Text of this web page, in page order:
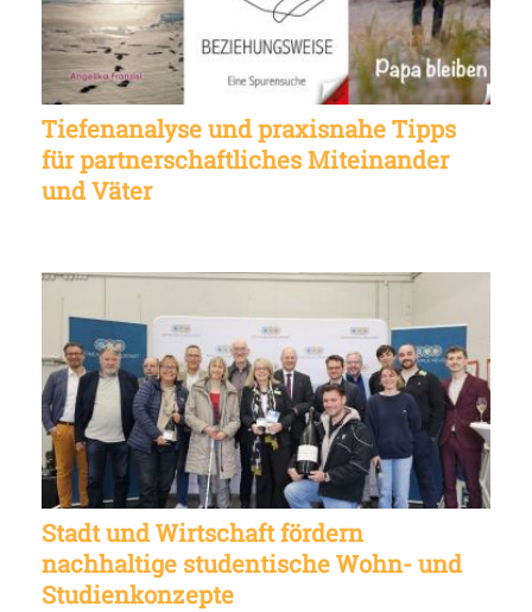
Tiefenanalyse und praxisnahe Tipps
für partnerschaftliches Miteinander
und Väter
Stadt und Wirtschaft fördern
nachhaltige studentische Wohn- und
Studienkonzepte